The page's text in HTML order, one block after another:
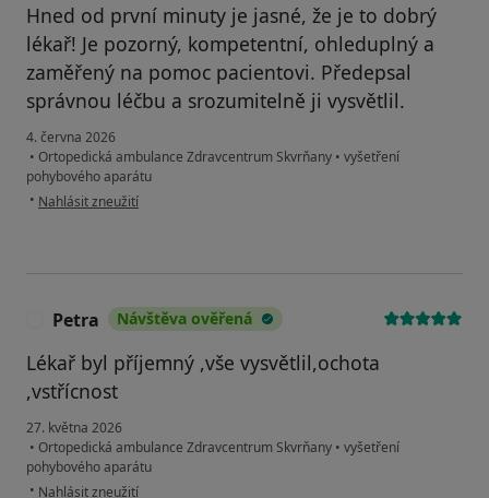
Hned od první minuty je jasné, že je to dobrý
lékař! Je pozorný, kompetentní, ohleduplný a
zaměřený na pomoc pacientovi. Předepsal
správnou léčbu a srozumitelně ji vysvětlil.
4. června 2026
• Ortopedická ambulance Zdravcentrum Skvrňany • vyšetření
pohybového aparátu
• podle názoru uživatele Tetiana Demisheva
Nahlásit zneužití
Petra Návštěva ověřená
Lékař byl příjemný ,vše vysvětlil,ochota
,vstřícnost
27. května 2026
• Ortopedická ambulance Zdravcentrum Skvrňany • vyšetření
pohybového aparátu
• podle názoru uživatele Petra
Nahlásit zneužití